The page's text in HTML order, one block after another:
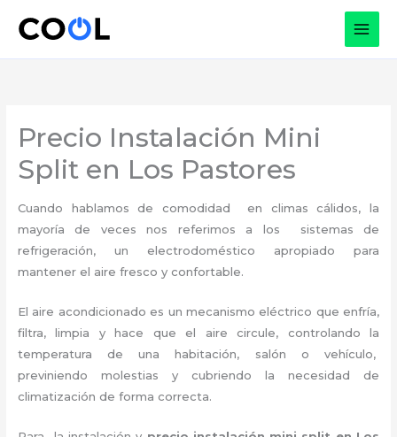
Precio Instalación Mini
Split en Los Pastores
Cuando hablamos de comodidad en climas cálidos, la
mayoría de veces nos referimos a los sistemas de
refrigeración, un electrodoméstico apropiado para
mantener el aire fresco y confortable.
El aire acondicionado es un mecanismo eléctrico que enfría,
filtra, limpia y hace que el aire circule, controlando la
temperatura de una habitación, salón o vehículo,
previniendo molestias y cubriendo la necesidad de
climatización de forma correcta.